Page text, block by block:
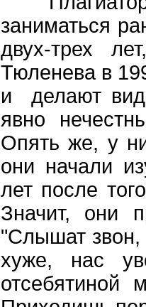
заниматься
двух-трех
Тюленева в
и делают
явно
Опять же, у
они начали
лет после
Значит, они
"Слышат звон,
хуже, нас
отсебятиной